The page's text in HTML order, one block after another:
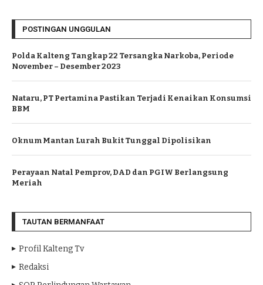
POSTINGAN UNGGULAN
Polda Kalteng Tangkap 22 Tersangka Narkoba, Periode
November – Desember 2023
Nataru, PT Pertamina Pastikan Terjadi Kenaikan Konsumsi
BBM
Oknum Mantan Lurah Bukit Tunggal Dipolisikan
Perayaan Natal Pemprov, DAD dan PGIW Berlangsung
Meriah
TAUTAN BERMANFAAT
Profil Kalteng Tv
Redaksi